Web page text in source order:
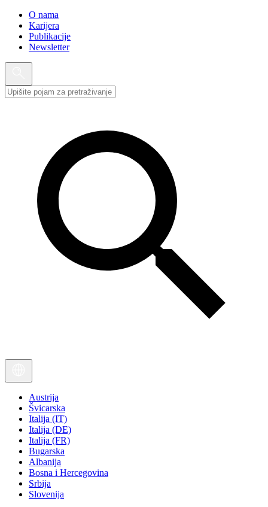
O nama
Karijera
Publikacije
Newsletter
Austrija
Švicarska
Italija (IT)
Italija (DE)
Italija (FR)
Bugarska
Albanija
Bosna i Hercegovina
Srbija
Slovenija